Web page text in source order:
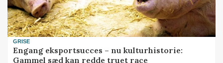
GRISE
Engang eksportsucces – nu kulturhistorie:
Gammel sæd kan redde truet race